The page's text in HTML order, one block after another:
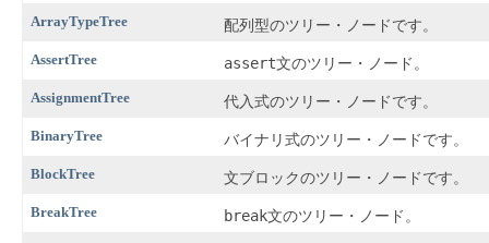
ArrayTypeTree 配列型のツリー・ノードです。
AssertTree assert文のツリー・ノード。
AssignmentTree 代入式のツリー・ノードです。
BinaryTree バイナリ式のツリー・ノードです。
BlockTree 文ブロックのツリー・ノードです。
BreakTree break文のツリー・ノード。